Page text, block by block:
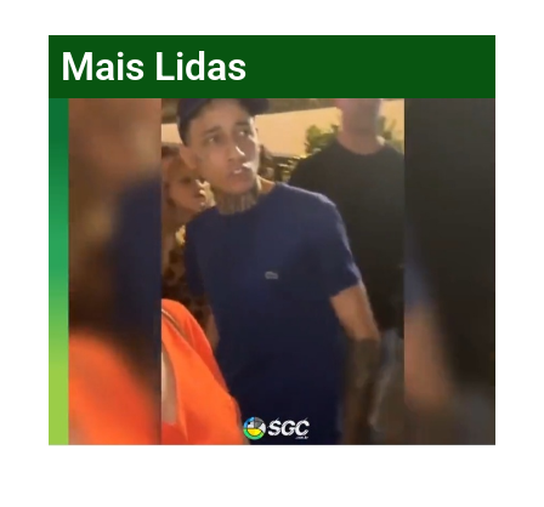
Mais Lidas